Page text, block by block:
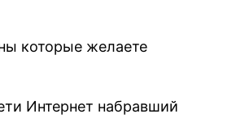
которые желаете
Интернет набравший